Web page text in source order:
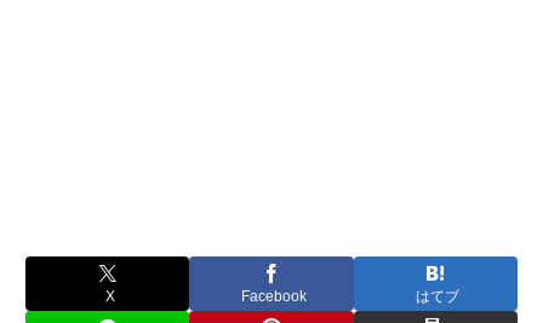
X Facebook はてブ